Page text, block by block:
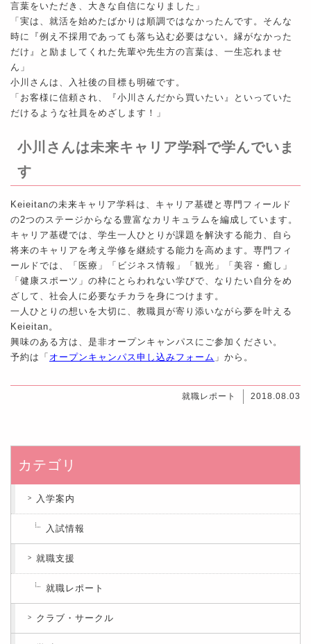
言葉をいただき、大きな自信になりました」
「実は、就活を始めたばかりは順調ではなかったんです。そんな
時に『例え不採用であっても落ち込む必要はない。縁がなかった
だけ』と励ましてくれた先輩や先生方の言葉は、一生忘れませ
ん」
小川さんは、入社後の目標も明確です。
「お客様に信頼され、『小川さんだから買いたい』といっていた
だけるような社員をめざします！」
小川さんは未来キャリア学科で学んでいま
す
Keieitanの未来キャリア学科は、キャリア基礎と専門フィールド
の2つのステージからなる豊富なカリキュラムを編成しています。
キャリア基礎では、学生一人ひとりが課題を解決する能力、自ら
将来のキャリアを考え学修を継続する能力を高めます。専門フィ
ールドでは、「医療」「ビジネス情報」「観光」「美容・癒し」
「健康スポーツ」の枠にとらわれない学びで、なりたい自分をめ
ざして、社会人に必要なチカラを身につけます。
一人ひとりの想いを大切に、教職員が寄り添いながら夢を叶える
Keieitan。
興味のある方は、是非オープンキャンパスにご参加ください。
予約は「 オープンキャンパス申し込みフォーム 」から。
就職レポート 2018.08.03
カテゴリ
入学案内
入試情報
就職支援
就職レポート
クラブ・サークル